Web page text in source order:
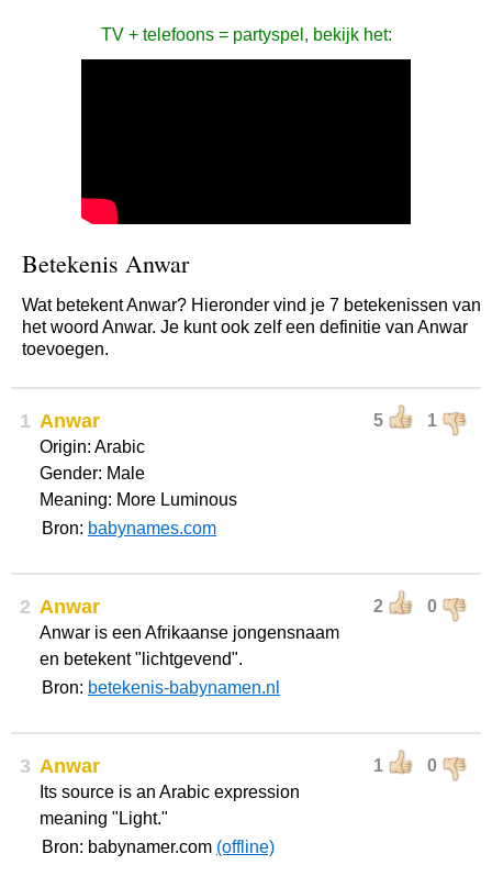
TV + telefoons = partyspel, bekijk het:
Betekenis Anwar
Wat betekent Anwar? Hieronder vind je 7 betekenissen van
het woord Anwar. Je kunt ook zelf een definitie van Anwar
toevoegen.
1 5 1
Anwar
Origin: Arabic
Gender: Male
Meaning: More Luminous
Bron: babynames.com
2 2 0
Anwar
Anwar is een Afrikaanse jongensnaam
en betekent "lichtgevend".
Bron: betekenis-babynamen.nl
3 1 0
Anwar
Its source is an Arabic expression
meaning "Light."
Bron: babynamer.com (offline)